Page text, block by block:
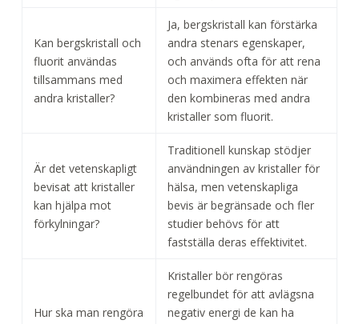
Kan bergskristall och
fluorit användas
tillsammans med
andra kristaller?
Ja, bergskristall kan förstärka
andra stenars egenskaper,
och används ofta för att rena
och maximera effekten när
den kombineras med andra
kristaller som fluorit.
Är det vetenskapligt
bevisat att kristaller
kan hjälpa mot
förkylningar?
Traditionell kunskap stödjer
användningen av kristaller för
hälsa, men vetenskapliga
bevis är begränsade och fler
studier behövs för att
fastställa deras effektivitet.
Hur ska man rengöra
Kristaller bör rengöras
regelbundet för att avlägsna
negativ energi de kan ha